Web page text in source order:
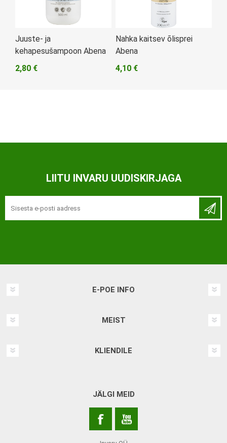
Juuste- ja
kehapesušampoon Abena
2,80 €
Nahka kaitsev õlisprei
Abena
4,10 €
LIITU INVARU UUDISKIRJAGA
E-POE INFO
MEIST
KLIENDILE
JÄLGI MEID